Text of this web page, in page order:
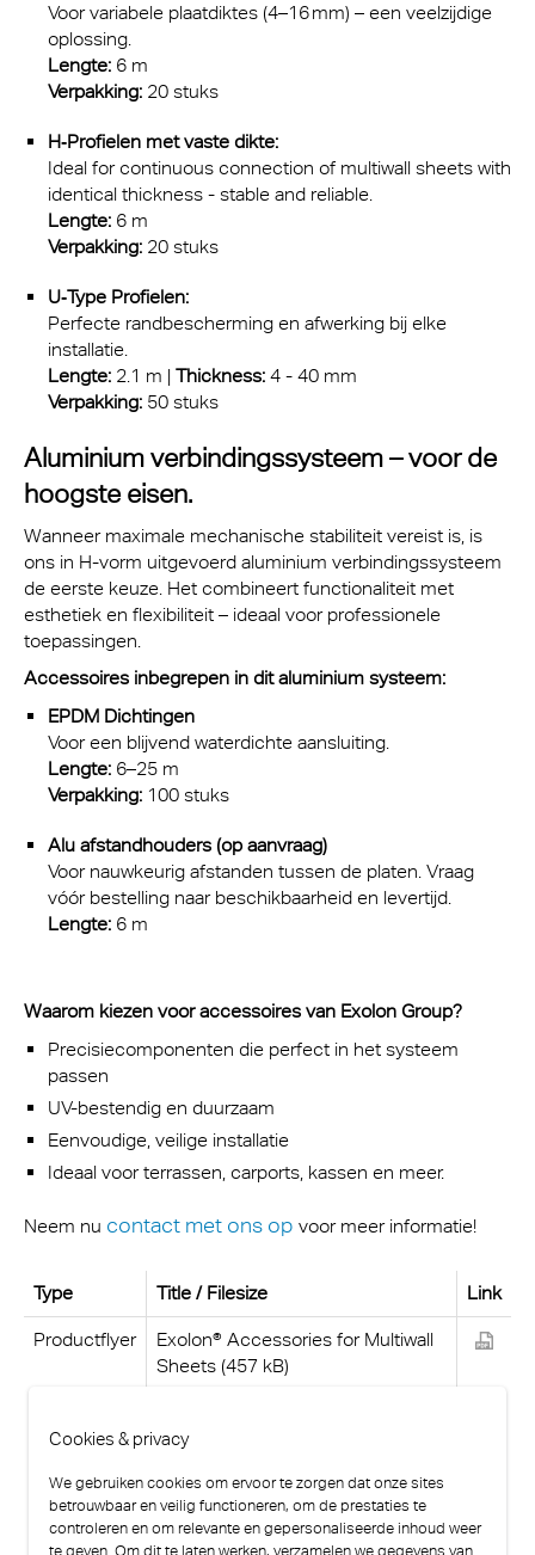
Voor variabele plaatdiktes (4–16 mm) – een veelzijdige
oplossing.
Lengte: 6 m
Verpakking: 20 stuks
H‑Profielen met vaste dikte:
Ideal for continuous connection of multiwall sheets with
identical thickness - stable and reliable.
Lengte: 6 m
Verpakking: 20 stuks
U‑Type Profielen:
Perfecte randbescherming en afwerking bij elke
installatie.
Lengte: 2.1 m | Thickness: 4 - 40 mm
Verpakking: 50 stuks
Aluminium verbindingssysteem – voor de
hoogste eisen.
Wanneer maximale mechanische stabiliteit vereist is, is
ons in H-vorm uitgevoerd aluminium verbindingssysteem
de eerste keuze. Het combineert functionaliteit met
esthetiek en flexibiliteit – ideaal voor professionele
toepassingen.
Accessoires inbegrepen in dit aluminium systeem:
EPDM Dichtingen
Voor een blijvend waterdichte aansluiting.
Lengte: 6–25 m
Verpakking: 100 stuks
Alu afstandhouders (op aanvraag)
Voor nauwkeurig afstanden tussen de platen. Vraag
vóór bestelling naar beschikbaarheid en levertijd.
Lengte: 6 m
Waarom kiezen voor accessoires van Exolon Group?
Precisiecomponenten die perfect in het systeem
passen
UV-bestendig en duurzaam
Eenvoudige, veilige installatie
Ideaal voor terrassen, carports, kassen en meer.
Neem nu contact met ons op voor meer informatie!
Type Title / Filesize Link
Productflyer
Exolon® Accessories for Multiwall
Sheets (457 kB)
Cookies & privacy
We gebruiken cookies om ervoor te zorgen dat onze sites
betrouwbaar en veilig functioneren, om de prestaties te
controleren en om relevante en gepersonaliseerde inhoud weer
te geven. Om dit te laten werken, verzamelen we gegevens van